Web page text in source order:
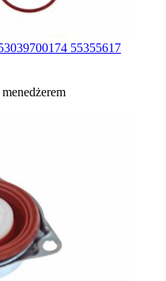
55355617